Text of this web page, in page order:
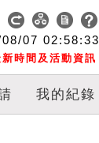
07 02:58:34
時間及活動資訊
我的紀錄